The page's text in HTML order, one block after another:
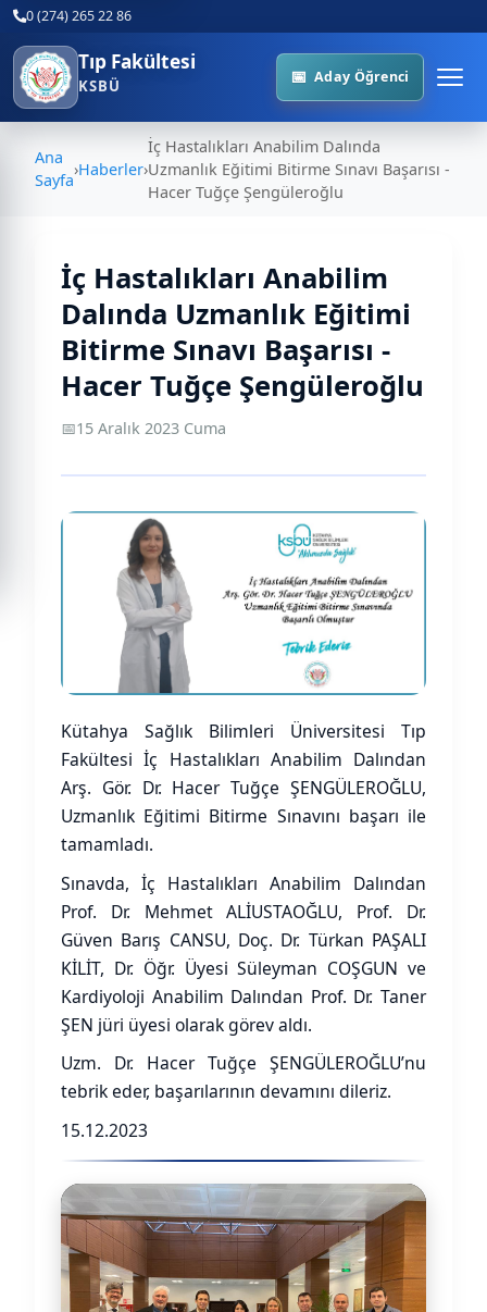
0 (274) 265 22 86
Tıp Fakültesi
KSBÜ Aday Öğrenci
Ana
Sayfa
›Haberler›
İç Hastalıkları Anabilim Dalında
Uzmanlık Eğitimi Bitirme Sınavı Başarısı -
Hacer Tuğçe Şengüleroğlu
İç Hastalıkları Anabilim
Dalında Uzmanlık Eğitimi
Bitirme Sınavı Başarısı -
Hacer Tuğçe Şengüleroğlu
📅15 Aralık 2023 Cuma
Kütahya Sağlık Bilimleri Üniversitesi Tıp
Fakültesi İç Hastalıkları Anabilim Dalından
Arş. Gör. Dr. Hacer Tuğçe ŞENGÜLEROĞLU,
Uzmanlık Eğitimi Bitirme Sınavını başarı ile
tamamladı.
Sınavda, İç Hastalıkları Anabilim Dalından
Prof. Dr. Mehmet ALİUSTAOĞLU, Prof. Dr.
Güven Barış CANSU, Doç. Dr. Türkan PAŞALI
KİLİT, Dr. Öğr. Üyesi Süleyman COŞGUN ve
Kardiyoloji Anabilim Dalından Prof. Dr. Taner
ŞEN jüri üyesi olarak görev aldı.
Uzm. Dr. Hacer Tuğçe ŞENGÜLEROĞLU’nu
tebrik eder, başarılarının devamını dileriz.
15.12.2023